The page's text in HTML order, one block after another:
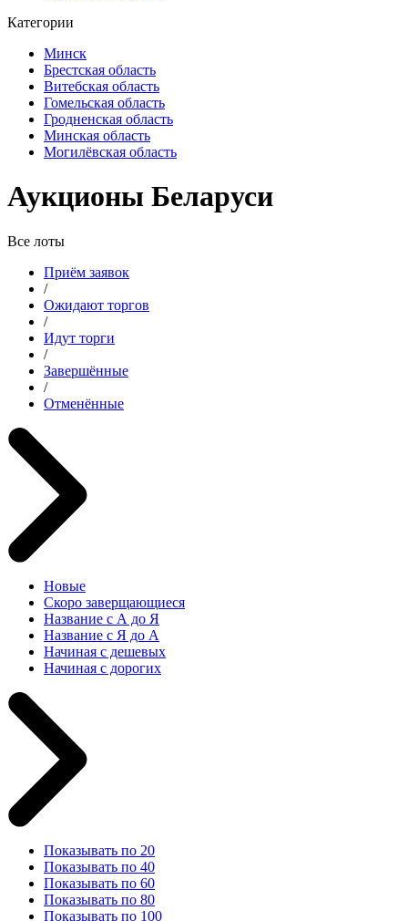
Категории
Минск
Брестская область
Витебская область
Гомельская область
Гродненская область
Минская область
Могилёвская область
Аукционы Беларуси
Все лоты
Приём заявок
/
Ожидают торгов
/
Идут торги
/
Завершённые
/
Отменённые
Новые
Скоро заверщающиеся
Название с А до Я
Название с Я до А
Начиная с дешевых
Начиная с дорогих
Показывать по 20
Показывать по 40
Показывать по 60
Показывать по 80
Показывать по 100